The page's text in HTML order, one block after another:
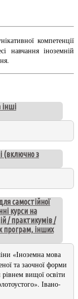
компетенції
навчання іноземній
інші
(включно з
самостійної
курси на
/ практикумів /
програм, інших
«Іноземна мова
та заочної форми
вищої освіти
Івано-